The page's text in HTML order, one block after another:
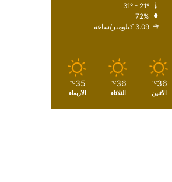
72%
3.09 كيلومتر/ساعة
36
℃
الأثنين
36
℃
الثلاثاء
35
℃
الأربعاء